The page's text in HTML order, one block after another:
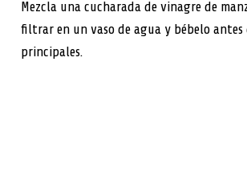
Mezcla una cucharada de vinagre de
filtrar en un vaso de agua y bébelo antes
principales.